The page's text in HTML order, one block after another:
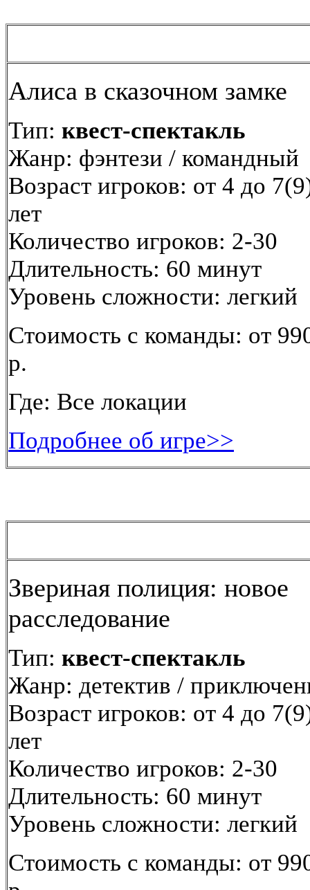
Алиса в сказочном замке
Тип: квест-спектакль
Жанр: фэнтези / командный
Возраст игроков: от 4 до
лет
Количество игроков: 2-30
Длительность: 60 минут
Уровень сложности: легкий
Стоимость с команды: от
р.
Где: Все локации
Подробнее об игре>>
Звериная полиция: новое
расследование
Тип: квест-спектакль
Жанр: детектив /
Возраст игроков: от 4 до
лет
Количество игроков: 2-30
Длительность: 60 минут
Уровень сложности: легкий
Стоимость с команды: от